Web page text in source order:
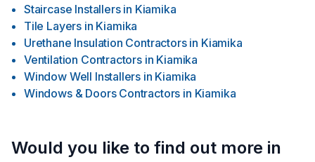
Staircase Installers in Kiamika
Tile Layers in Kiamika
Urethane Insulation Contractors in Kiamika
Ventilation Contractors in Kiamika
Window Well Installers in Kiamika
Windows & Doors Contractors in Kiamika
Would you like to find out more in